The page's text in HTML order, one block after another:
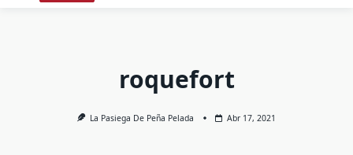
roquefort
La Pasiega De Peña Pelada Abr 17, 2021